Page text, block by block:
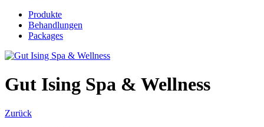
Produkte
Behandlungen
Packages
Gut Ising Spa & Wellness
Zurück